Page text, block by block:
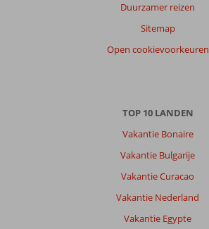
Duurzamer reizen
Sitemap
Open cookievoorkeuren
TOP 10 LANDEN
Vakantie Bonaire
Vakantie Bulgarije
Vakantie Curacao
Vakantie Nederland
Vakantie Egypte